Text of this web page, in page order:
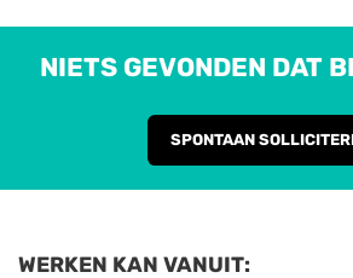
NIETS GEVONDEN DAT
SPONTAAN
WERKEN KAN VANUIT: